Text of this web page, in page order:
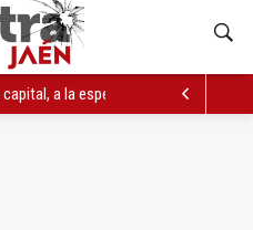
a la espera de que se restaure